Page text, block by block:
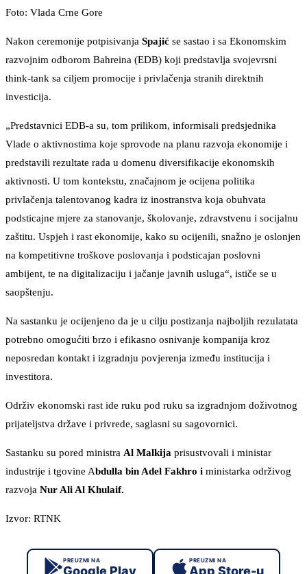
Foto: Vlada Crne Gore
Nakon ceremonije potpisivanja Spajić se sastao i sa Ekonomskim
razvojnim odborom Bahreina (EDB) koji predstavlja svojevrsni
think-tank sa ciljem promocije i privlačenja stranih direktnih
investicija.
„Predstavnici EDB-a su, tom prilikom, informisali predsjednika
Vlade o aktivnostima koje sprovode na planu razvoja ekonomije i
predstavili rezultate rada u domenu diversifikacije ekonomskih
aktivnosti. U tom kontekstu, značajnom je ocijena politika
privlačenja talentovanog kadra iz inostranstva koja obuhvata
podsticajne mjere za stanovanje, školovanje, zdravstvenu i socijalnu
zaštitu. Uspjeh i rast ekonomije, kako su ocijenili, snažno je oslonjen
na kompetitivne troškove poslovanja i podsticajan poslovni
ambijent, te na digitalizaciju i jačanje javnih usluga“, ističe se u
saopštenju.
Na sastanku je ocijenjeno da je u cilju postizanja najboljih rezulatata
potrebno omogućiti brzo i efikasno osnivanje kompanija kroz
neposredan kontakt i izgradnju povjerenja između institucija i
investitora.
Održiv ekonomski rast ide ruku pod ruku sa izgradnjom doživotnog
prijateljstva države i privrede, saglasni su sagovornici.
Sastanku su pored ministra Al Malkija prisustvovali i ministar
industrije i tgovine Abdulla bin Adel Fakhro i ministarka održivog
razvoja Nur Ali Al Khulaif.
Izvor: RTNK
PREUZMI NA
Google Play
PREUZMI NA
App Store-u